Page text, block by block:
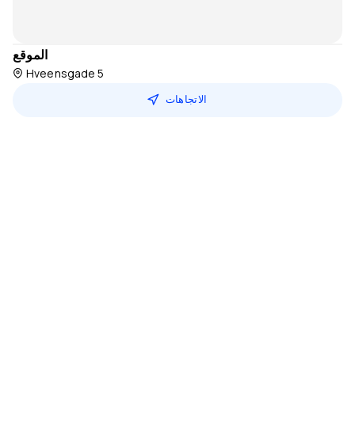
الموقع
Hveensgade 5
الاتجاهات